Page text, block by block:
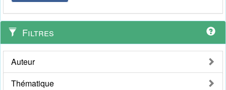
Filtres
Auteur
Thématique